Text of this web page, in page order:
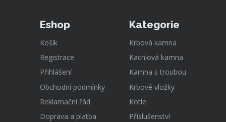
Eshop
Košík
Registrace
Přihlášení
Obchodní podmínky
Reklamační řád
Doprava a platba
Kategorie
Krbová kamna
Kachlová kamna
Kamna s troubou
Krbové vložky
Kotle
Příslušenství